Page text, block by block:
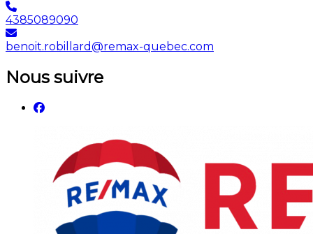
4385089090
benoit.robillard@remax-quebec.com
Nous suivre